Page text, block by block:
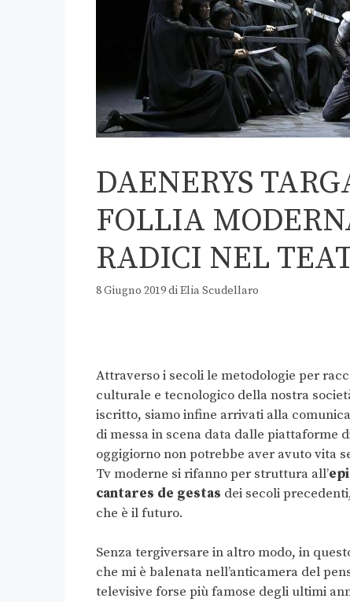
DAENERYS
FOLLIA
RADICI NEL
8 Giugno 2019diElia Scudellaro
Attraverso i secoli le metodologie per
culturale e tecnologico della nostra
iscritto, siamo infine arrivati alla
di messa in scena data dalle piattaforme
oggigiorno non potrebbe aver avuto vita
Tv moderne si rifanno per struttura all’
cantares de gestas dei secoli
che è il futuro.
Senza tergiversare in altro modo, in
che mi è balenata nell’anticamera del
televisive forse più famose degli ultimi